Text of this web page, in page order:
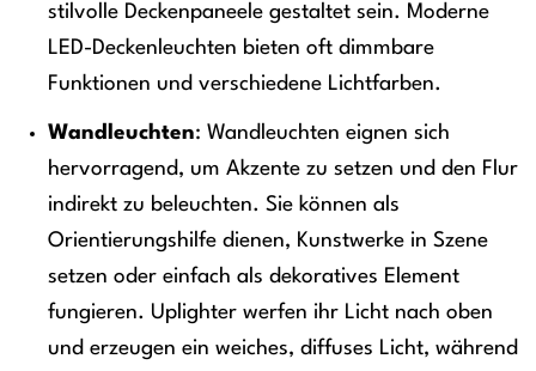
stilvolle Deckenpaneele gestaltet sein. Moderne
LED-Deckenleuchten bieten oft dimmbare
Funktionen und verschiedene Lichtfarben.
Wandleuchten: Wandleuchten eignen sich
hervorragend, um Akzente zu setzen und den Flur
indirekt zu beleuchten. Sie können als
Orientierungshilfe dienen, Kunstwerke in Szene
setzen oder einfach als dekoratives Element
fungieren. Uplighter werfen ihr Licht nach oben
und erzeugen ein weiches, diffuses Licht, während